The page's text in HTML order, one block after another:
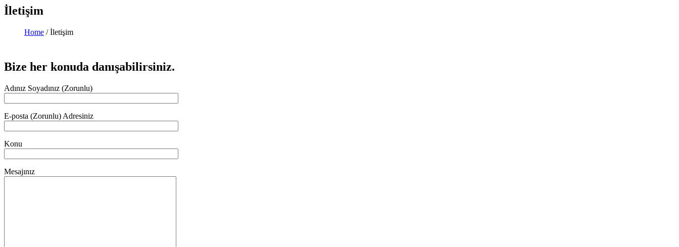
İletişim
Home / İletişim
Bize her konuda danışabilirsiniz.
Adınız Soyadınız (Zorunlu)
E-posta (Zorunlu) Adresiniz
Konu
Mesajınız